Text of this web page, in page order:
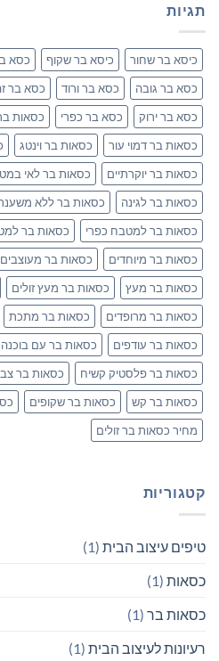
תגיות
כיסא בר שחור כיסא בר שקוף כסא
כסא בר גובה
כסא בר ורוד כסא בר
כסא בר ירוק
כסא בר כפרי כסאות
כסאות בר דמוי עור
כסאות בר וינטג
כסאות בר יוקרתיים
כסאות בר לאי
כסאות בר לגינה
כסאות בר ללא
כסאות בר למטבח כפרי
כסאות בר
כסאות בר מיוחדים
כסאות בר מעוצבים
כסאות בר מעץ
כסאות בר מעץ זולים
כסאות בר מרופדים
כסאות בר מתכת
כסאות בר עודפים
כסאות בר עם בוכנה
כסאות בר פלסטיק קשיח
כסאות בר
כסאות בר קש
כסאות בר שקופים
מחיר כסאות בר זולים
קטגוריות
טיפים עיצוב הבית (1)
כסאות (1)
כסאות בר (1)
רעיונות לעיצוב הבית (1)